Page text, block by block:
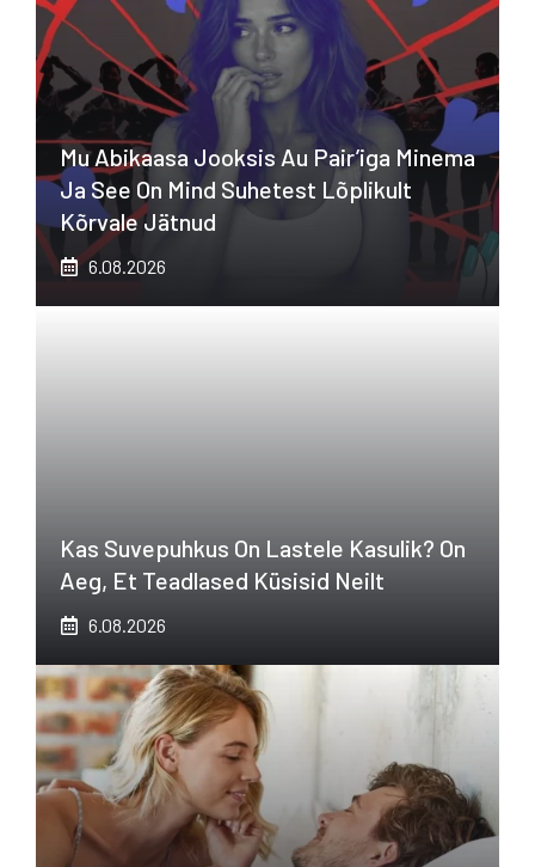
Mu Abikaasa Jooksis Au Pair’iga Minema
Ja See On Mind Suhetest Lõplikult
Kõrvale Jätnud
6.08.2026
Kas Suvepuhkus On Lastele Kasulik? On
Aeg, Et Teadlased Küsisid Neilt
6.08.2026